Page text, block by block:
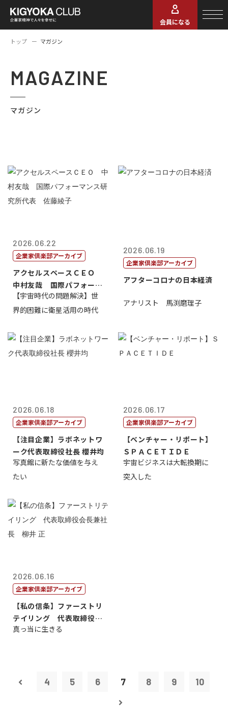
会員になる
トップ マガジン
MAGAZINE
マガジン
2026.06.22
企業家倶楽部アーカイブ
アクセルスペースＣＥＯ
中村友哉 国際パフォーマ
ンス研究所代...
【宇宙時代の問題解決】世
界的困難に衛星活用の時代
2026.06.19
企業家倶楽部アーカイブ
アフターコロナの日本経済
アナリスト 馬渕磨理子
2026.06.18
企業家倶楽部アーカイブ
【注目企業】ラボネットワ
ーク代表取締役社長 櫻井均
写真館に新たな価値を与え
たい
2026.06.17
企業家倶楽部アーカイブ
【ベンチャー・リポート】
ＳＰＡＣＥＴＩＤＥ
宇宙ビジネスは大転換期に
突入した
2026.06.16
企業家倶楽部アーカイブ
【私の信条】ファーストリ
テイリング 代表取締役会
長兼社長 柳...
真っ当に生きる
4 5 6 7 8 9 10